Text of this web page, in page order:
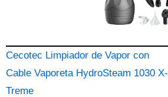
Cecotec Limpiador de Vapor con
Cable Vaporeta HydroSteam 1030 X-
Treme